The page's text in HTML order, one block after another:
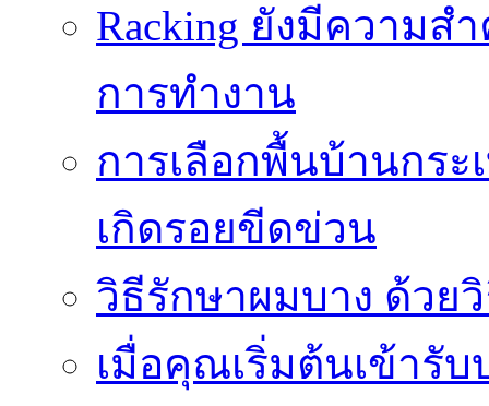
Racking ยังมีความ
การทำงาน
การเลือกพื้นบ้านกร
เกิดรอยขีดข่วน
วิธีรักษาผมบาง ด้วย
เมื่อคุณเริ่มต้นเข้ารั